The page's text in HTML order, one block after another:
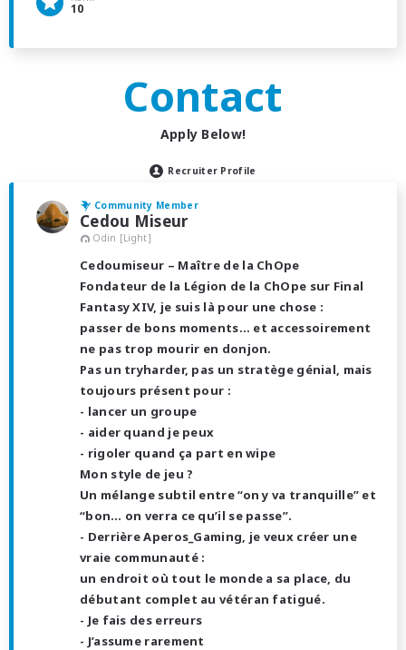
10
Contact
Apply Below!
Recruiter Profile
Community Member
Cedou Miseur
Odin [Light]
Cedoumiseur – Maître de la ChOpe
Fondateur de la Légion de la ChOpe sur Final
Fantasy XIV, je suis là pour une chose :
passer de bons moments… et accessoirement
ne pas trop mourir en donjon.
Pas un tryharder, pas un stratège génial, mais
toujours présent pour :
- lancer un groupe
- aider quand je peux
- rigoler quand ça part en wipe
Mon style de jeu ?
Un mélange subtil entre “on y va tranquille” et
“bon… on verra ce qu’il se passe”.
- Derrière Aperos_Gaming, je veux créer une
vraie communauté :
un endroit où tout le monde a sa place, du
débutant complet au vétéran fatigué.
- Je fais des erreurs
- J’assume rarement